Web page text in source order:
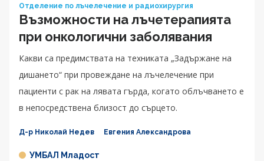
Отделение по лъчелечение и радиохирургия
Възможности на лъчетерапията
при онкологични заболявания
Какви са предимствата на техниката „Задържане на
дишането“ при провеждане на лъчелечение при
пациенти с рак на лявата гърда, когато облъчването е
в непосредствена близост до сърцето.
Д-р Николай Недев Евгения Александрова
УМБАЛ Младост